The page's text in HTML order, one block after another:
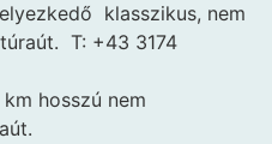
klasszikus, nem
T: +43 3174
hosszú nem